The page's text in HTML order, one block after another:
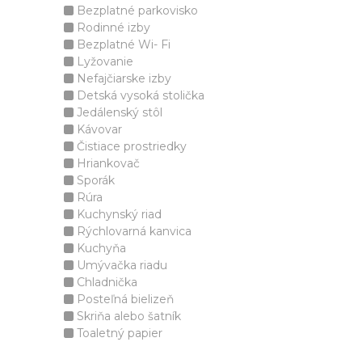
Bezplatné parkovisko
Rodinné izby
Bezplatné Wi- Fi
Lyžovanie
Nefajčiarske izby
Detská vysoká stolička
Jedálenský stôl
Kávovar
Čistiace prostriedky
Hriankovač
Sporák
Rúra
Kuchynský riad
Rýchlovarná kanvica
Kuchyňa
Umývačka riadu
Chladnička
Posteľná bielizeň
Skriňa alebo šatník
Toaletný papier